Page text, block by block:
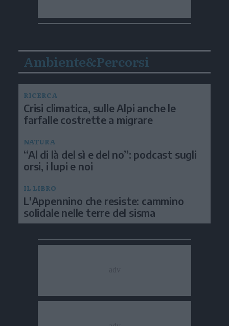
Ambiente&Percorsi
RICERCA
Crisi climatica, sulle Alpi anche le
farfalle costrette a migrare
NATURA
“Al di là del sì e del no”: podcast sugli
orsi, i lupi e noi
IL LIBRO
L'Appennino che resiste: cammino
solidale nelle terre del sisma